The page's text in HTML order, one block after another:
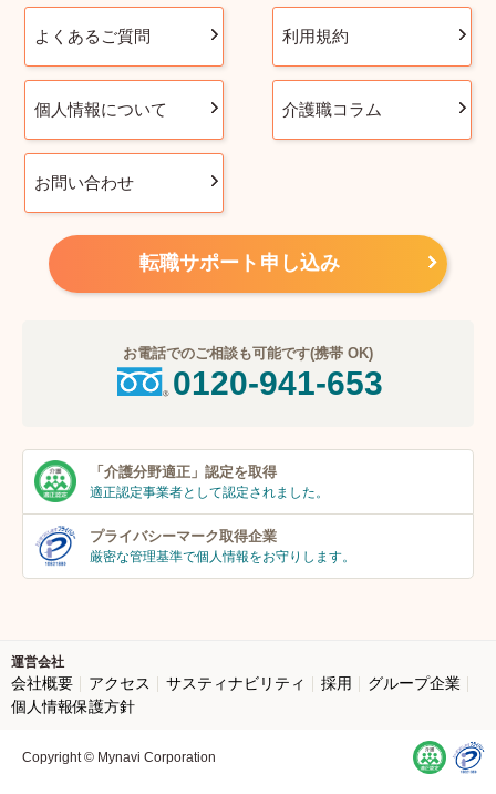
よくあるご質問 利用規約
個人情報について 介護職コラム
お問い合わせ
転職サポート申し込み
お電話でのご相談も可能です(携帯 OK)
0120-941-653
「介護分野適正」 認定を取得
適正認定事業者として認定されました。
プライバシーマーク取得企業
厳密な管理基準で個人情報をお守りします。
運営会社
会社概要 アクセス サスティナビリティ 採用
グループ企業
個人情報保護方針
Copyright © Mynavi Corporation